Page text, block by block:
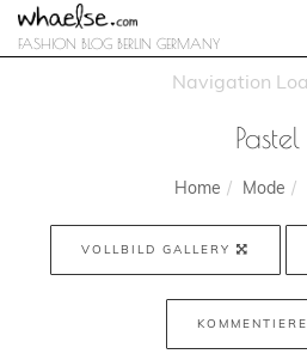
FASHION BLOG BERLIN GERMANY
Pastel
Home Mode
VOLLBILD GALLERY